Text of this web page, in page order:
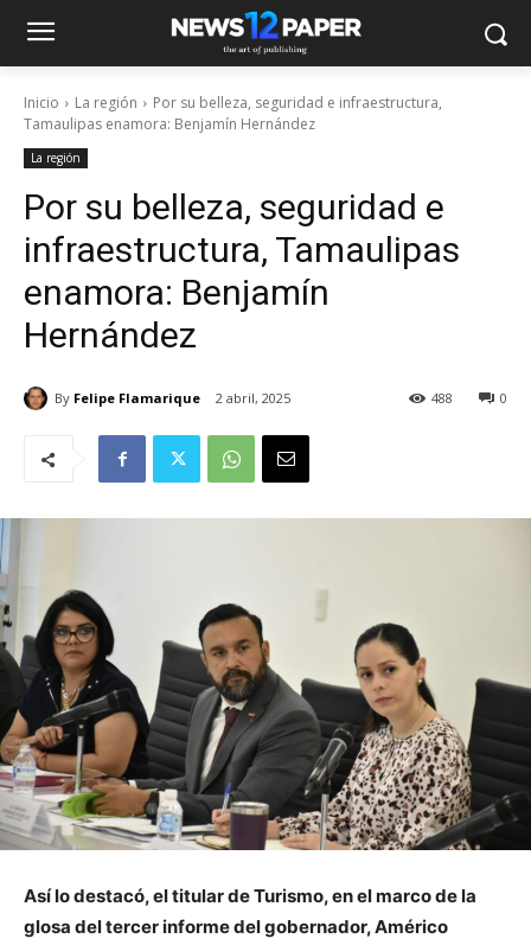
Inicio La región
Por su belleza, seguridad e infraestructura,
Tamaulipas enamora: Benjamín Hernández
La región
Por su belleza, seguridad e
infraestructura, Tamaulipas
enamora: Benjamín
Hernández
By Felipe Flamarique 2 abril, 2025 0
488
Así lo destacó, el titular de Turismo, en el marco de la
glosa del tercer informe del gobernador, Américo